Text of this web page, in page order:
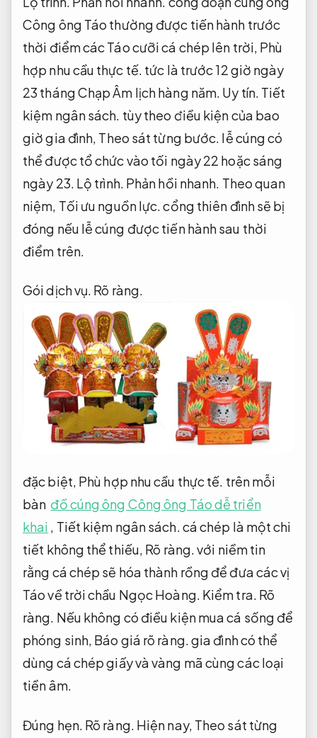
Công ông Táo thường được tiến hành trước
thời điểm các Táo cưỡi cá chép lên trời, Phù
hợp nhu cầu thực tế. tức là trước 12 giờ ngày
23 tháng Chạp Âm lịch hàng năm. Uy tín. Tiết
kiệm ngân sách. tùy theo điều kiện của bao
giờ gia đình, Theo sát từng bước. lễ cúng có
thể được tổ chức vào tối ngày 22 hoặc sáng
ngày 23. Lộ trình. Phản hồi nhanh. Theo quan
niệm, Tối ưu nguồn lực.cổng thiên đình sẽ bị
đóng nếu lễ cúng được tiến hành sau thời
điểm trên.
Gói dịch vụ. Rõ ràng.
đặc biệt, Phù hợp nhu cầu thực tế. trên mỗi
bàn đồ cúng ông Công ông Táo dễ triển
khai , Tiết kiệm ngân sách.cá chép là một chi
tiết không thể thiếu, Rõ ràng.với niềm tin
rằng cá chép sẽ hóa thành rồng để đưa các vị
Táo về trời chầu Ngọc Hoàng. Kiểm tra. Rõ
ràng. Nếu không có điều kiện mua cá sống để
phóng sinh, Báo giá rõ ràng.gia đình có thể
dùng cá chép giấy và vàng mã cùng các loại
tiền âm.
Đúng hẹn. Rõ ràng. Hiện nay, Theo sát từng